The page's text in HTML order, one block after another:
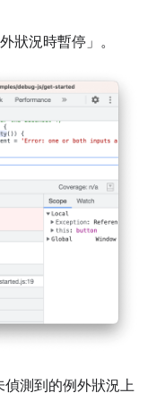
狀況時暫停」 。
測到的例外狀況上